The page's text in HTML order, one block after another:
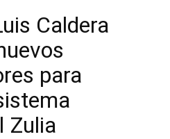
Caldera
para
Zulia